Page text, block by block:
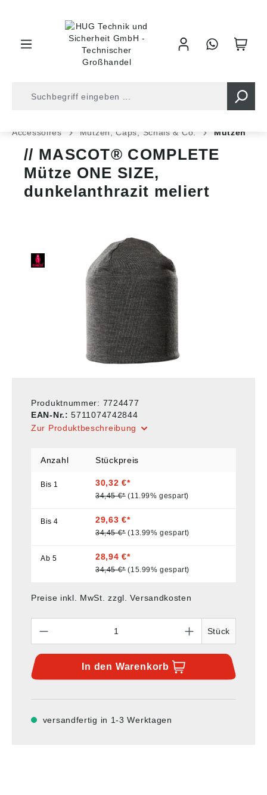
Accessoires
Mützen, Caps, Schals & Co. Mützen
MASCOT® COMPLETE
Mütze ONE SIZE,
dunkelanthrazit meliert
Produktnummer: 7724477
EAN-Nr.:5711074742844
Zur Produktbeschreibung
Anzahl Stückpreis
Bis 1 30,32 €*
34,45 €* (11.99% gespart)
Bis4 29,63 €*
34,45 €* (13.99% gespart)
Ab 5 28,94 €*
34,45 €* (15.99% gespart)
Preise inkl. MwSt. zzgl. Versandkosten
Stück
In den Warenkorb
versandfertig in 1-3 Werktagen